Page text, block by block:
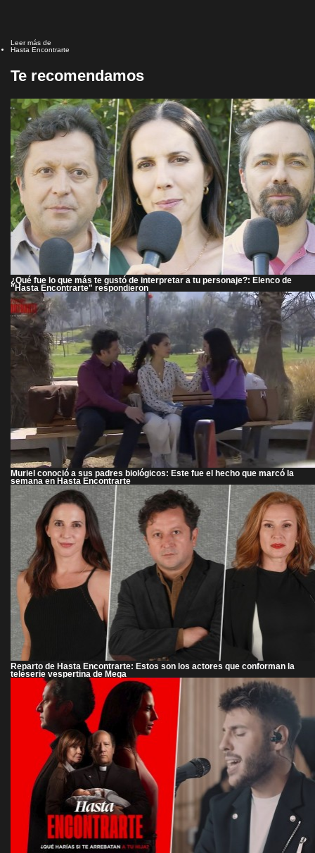
Leer más de
Hasta Encontrarte
Te recomendamos
¿Qué fue lo que más te gustó de interpretar a tu personaje?: Elenco de
"Hasta Encontrarte" respondieron
Muriel conoció a sus padres biológicos: Este fue el hecho que marcó la
semana en Hasta Encontrarte
Reparto de Hasta Encontrarte: Estos son los actores que conforman la
teleserie vespertina de Mega